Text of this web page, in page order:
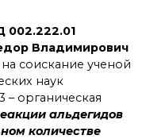
002.222.01
Владимирович
соискание ученой
наук
– органическая
альдегидов
количестве